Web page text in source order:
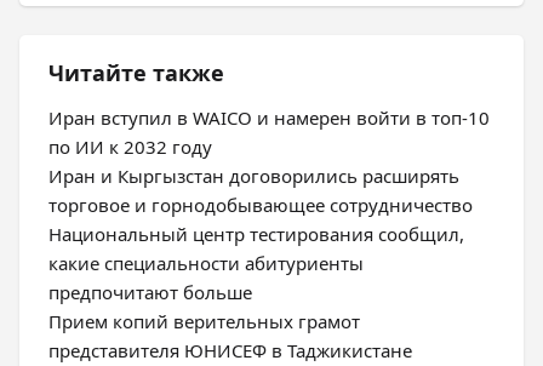
Читайте также
Иран вступил в WAICO и намерен войти в топ-10
по ИИ к 2032 году
Иран и Кыргызстан договорились расширять
торговое и горнодобывающее сотрудничество
Национальный центр тестирования сообщил,
какие специальности абитуриенты
предпочитают больше
Прием копий верительных грамот
представителя ЮНИСЕФ в Таджикистане